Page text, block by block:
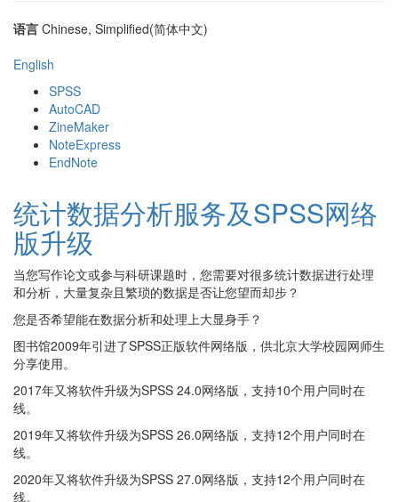
语言 Chinese, Simplified(简体中文)
English
SPSS
AutoCAD
ZineMaker
NoteExpress
EndNote
统计数据分析服务及SPSS网络
版升级
当您写作论文或参与科研课题时，您需要对很多统计数据进行处理
和分析，大量复杂且繁琐的数据是否让您望而却步？
您是否希望能在数据分析和处理上大显身手？
图书馆2009年引进了SPSS正版软件网络版，供北京大学校园网师生
分享使用。
2017年又将软件升级为SPSS 24.0网络版，支持10个用户同时在
线。
2019年又将软件升级为SPSS 26.0网络版，支持12个用户同时在
线。
2020年又将软件升级为SPSS 27.0网络版，支持12个用户同时在
线。